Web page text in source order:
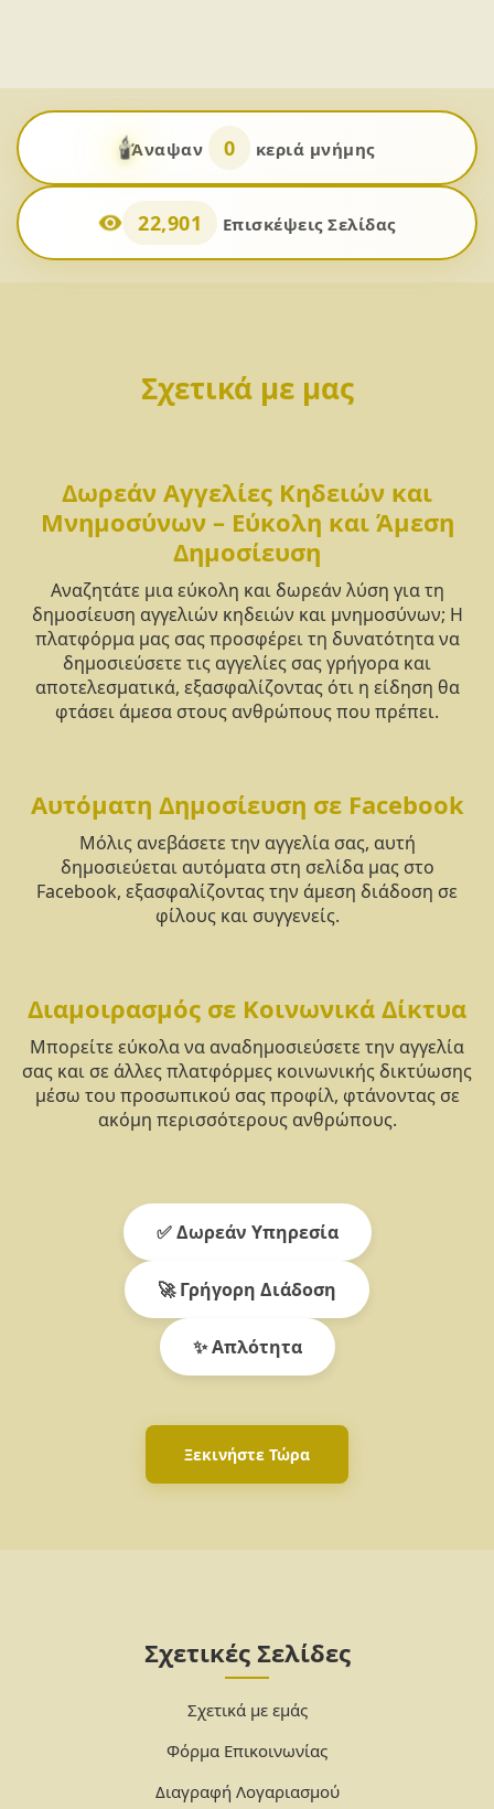
🕯️Άναψαν 0 κεριά μνήμης
22,901 Επισκέψεις Σελίδας
Σχετικά με μας
Δωρεάν Αγγελίες Κηδειών και
Μνημοσύνων – Εύκολη και Άμεση
Δημοσίευση
Αναζητάτε μια εύκολη και δωρεάν λύση για τη
δημοσίευση αγγελιών κηδειών και μνημοσύνων; Η
πλατφόρμα μας σας προσφέρει τη δυνατότητα να
δημοσιεύσετε τις αγγελίες σας γρήγορα και
αποτελεσματικά, εξασφαλίζοντας ότι η είδηση θα
φτάσει άμεσα στους ανθρώπους που πρέπει.
Αυτόματη Δημοσίευση σε Facebook
Μόλις ανεβάσετε την αγγελία σας, αυτή
δημοσιεύεται αυτόματα στη σελίδα μας στο
Facebook, εξασφαλίζοντας την άμεση διάδοση σε
φίλους και συγγενείς.
Διαμοιρασμός σε Κοινωνικά Δίκτυα
Μπορείτε εύκολα να αναδημοσιεύσετε την αγγελία
σας και σε άλλες πλατφόρμες κοινωνικής δικτύωσης
μέσω του προσωπικού σας προφίλ, φτάνοντας σε
ακόμη περισσότερους ανθρώπους.
✅ Δωρεάν Υπηρεσία
🚀 Γρήγορη Διάδοση
✨ Απλότητα
Ξεκινήστε Τώρα
Σχετικές Σελίδες
Σχετικά με εμάς
Φόρμα Επικοινωνίας
Διαγραφή Λογαριασμού